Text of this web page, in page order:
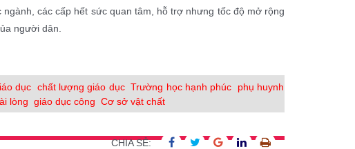
các cấp hết sức quan tâm, hỗ trợ nhưng tốc độ mở rộng
người dân.
dục chất lượng giáo dục Trường học hạnh phúc
phụ huynh
lòng giáo dục công Cơ sở vật chất
CHIA SẺ: